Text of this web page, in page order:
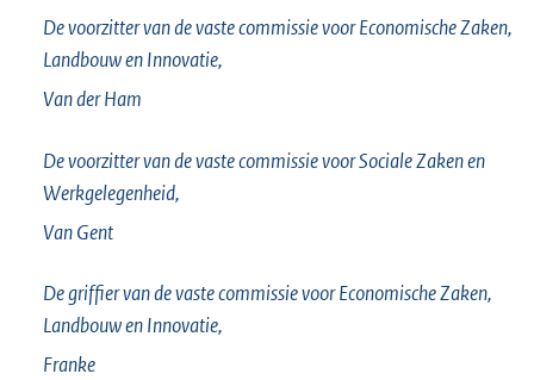
De voorzitter van de vaste commissie voor Economische Zaken,
Landbouw en Innovatie,
Van der Ham
De voorzitter van de vaste commissie voor Sociale Zaken en
Werkgelegenheid,
Van Gent
De griffier van de vaste commissie voor Economische Zaken,
Landbouw en Innovatie,
Franke